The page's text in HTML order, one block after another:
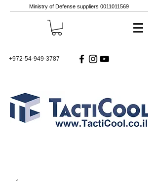
Ministry of Defense suppliers 0011011569
+972-54-949-3787